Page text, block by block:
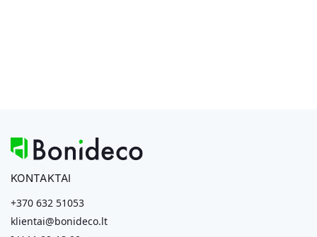
KONTAKTAI
+370 632 51053
klientai@bonideco.lt